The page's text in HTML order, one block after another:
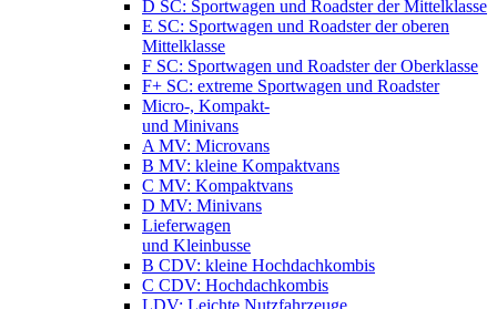
D SC: Sportwagen und Roadster der Mittelklasse
E SC: Sportwagen und Roadster der oberen
Mittelklasse
F SC: Sportwagen und Roadster der Oberklasse
F+ SC: extreme Sportwagen und Roadster
Micro-, Kompakt-
und Minivans
A MV: Microvans
B MV: kleine Kompaktvans
C MV: Kompaktvans
D MV: Minivans
Lieferwagen
und Kleinbusse
B CDV: kleine Hochdachkombis
C CDV: Hochdachkombis
LDV: Leichte Nutzfahrzeuge